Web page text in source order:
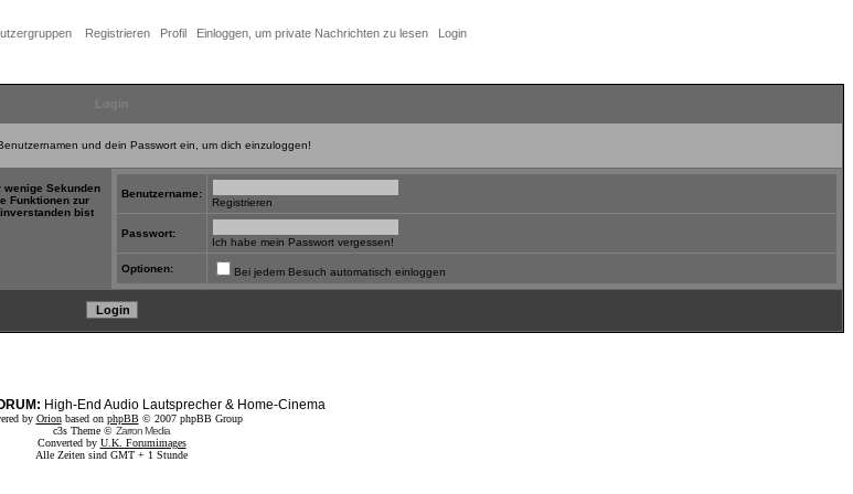
Registrieren Profil Einloggen, um private Nachrichten zu lesen Login
und dein Passwort ein, um dich einzuloggen!
wenige Sekunden
Funktionen zur
bist
Benutzername:
Registrieren
Passwort:
Ich habe mein Passwort vergessen!
Optionen: Bei jedem Besuch automatisch einloggen
High-End Audio Lautsprecher & Home-Cinema
by Orionbased on phpBB© 2007 phpBB Group
c3s Theme © Zarron Media
Converted by U.K. Forumimages
Alle Zeiten sind GMT + 1 Stunde